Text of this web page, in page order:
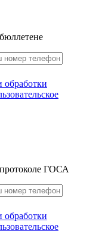
обработки
ГОСА
обработки